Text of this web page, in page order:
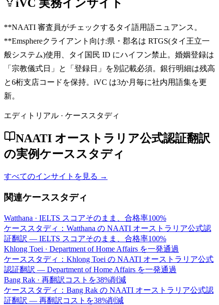
iVC 実務インサイト
**NAATI 審査員がチェックするタイ語用語ニュアンス。
**Emsphereクライアント向け:県・郡名は RTGS(タイ王立一
般システム)使用、タイ国民 ID にハイフン禁止。婚姻登録は
「宗教儀式日」と「登録日」を別記載必須。銀行明細は残高
と6桁支店コードを保持。iVC は3か月毎に社内用語集を更
新。
エディトリアル · ケーススタディ
NAATI オーストラリア公式認証翻訳
の実例ケーススタディ
すべてのインサイトを見る →
関連ケーススタディ
Watthana · IELTS スコアそのまま、合格率100%
ケーススタディ：Watthana の NAATI オーストラリア公式認
証翻訳 — IELTS スコアそのまま、合格率100%
Khlong Toei · Department of Home Affairs を一発通過
ケーススタディ：Khlong Toei の NAATI オーストラリア公式
認証翻訳 — Department of Home Affairs を一発通過
Bang Rak · 再翻訳コストを38%削減
ケーススタディ：Bang Rak の NAATI オーストラリア公式認
証翻訳 — 再翻訳コストを38%削減